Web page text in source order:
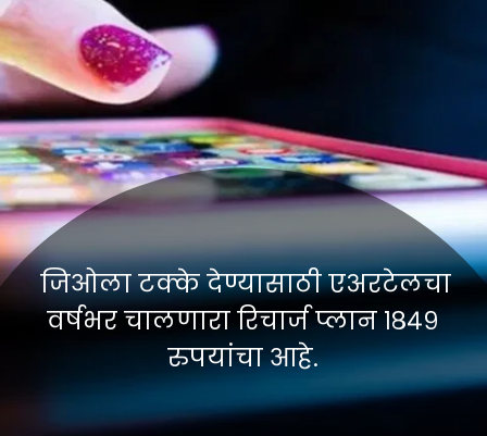
जिओला टक्के देण्यासाठी एअरटेलचा
वर्षभर चालणारा रिचार्ज प्लान १८४९
रुपयांचा आहे.